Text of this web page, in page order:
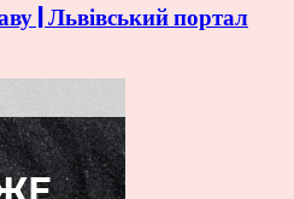
| Львівський портал